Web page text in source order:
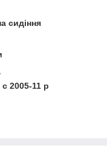
сидіння
2005-11 р